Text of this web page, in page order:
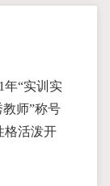
年“实训实
教师”称号
格活泼开